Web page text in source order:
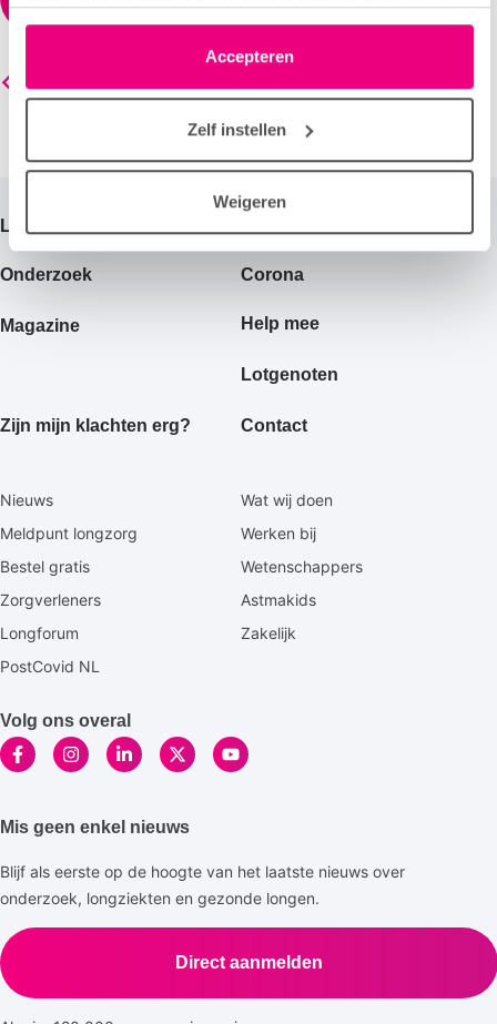
moment wijzigen of intrekken via het cookie-icoontje
linksonder elke pagina. De lijst met partners is te vinden
in het tabblad “details”.
Accepteren
Zelf instellen
Weigeren
Terug naar nieuwsoverzicht
Primair
footermenu
Longziekten
Onderzoek Corona
Magazine Help mee
Lotgenoten
Zijn mijn klachten erg? Contact
Secundaire
Nieuws
Wat wij doen
Meldpunt longzorg
Werken bij
Bestel gratis
Wetenschappers
Zorgverleners
Astmakids
Longforum
Zakelijk
PostCovid NL
Volg ons overal
Mis geen enkel nieuws
Blijf als eerste op de hoogte van het laatste nieuws over
onderzoek, longziekten en gezonde longen.
Direct aanmelden